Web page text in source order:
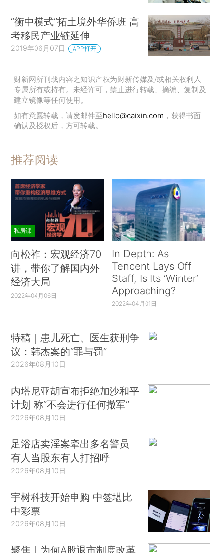
“衡中模式”拓土境外华侨班 高
考移民产业链延伸
2019年06月07日 APP打开
财新网所刊载内容之知识产权为财新传媒及/或相关权利人
专属所有或持有。未经许可，禁止进行转载、摘编、复制及
建立镜像等任何使用。
如有意愿转载，请发邮件至hello@caixin.com ，获得书面
确认及授权后，方可转载。
推荐阅读
私房课
向松祚：宏观经济70
讲，带你了解国内外
经济大局
2022年04月06日
In Depth: As
Tencent Lays Off
Staff, Is Its ‘Winter’
Approaching?
2022年04月01日
特稿｜患儿死亡、医生获刑争
议：韩杰案的“罪与罚”
2026年08月10日
内塔尼亚胡宣布拒绝加沙和平
计划 称“不会进行任何撤军”
2026年08月10日
足浴店卖淫案牵出多名警员
有人当股东有人打招呼
2026年08月10日
宇树科技开始申购 中签堪比
中彩票
2026年08月10日
聚焦｜为何A股退市制度改革